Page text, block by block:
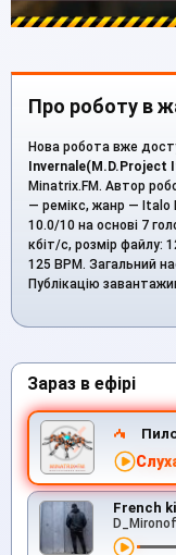
Про роботу в
Нова робота вже
Invernale(M.D.Project
Minatrix.FM. Автор
— ремікс, жанр — Italo
10.0/10 на основі 7
кбіт/с, розмір файлу:
125 BPM. Загальний
Публікацію
Зараз в ефірі
French
D_Mironof